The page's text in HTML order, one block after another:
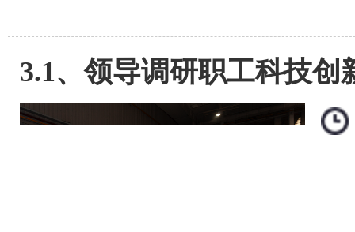
3.1、领导调研职工科技创